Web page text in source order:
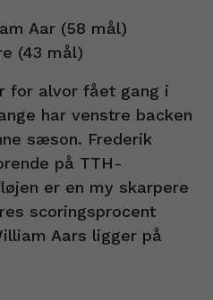
Aar (58 mål)
(43 mål)
for alvor fået gang i
har venstre backen
sæson. Frederik
på TTH-
er en my skarpere
scoringsprocent
Aars ligger på